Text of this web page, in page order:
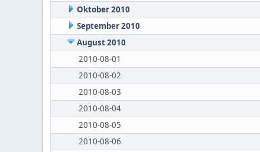
Oktober 2010
September 2010
August 2010
2010-08-01
2010-08-02
2010-08-03
2010-08-04
2010-08-05
2010-08-06